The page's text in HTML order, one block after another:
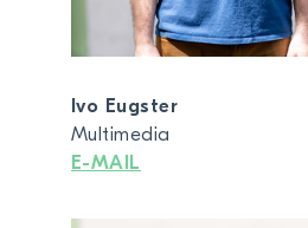
Ivo Eugster
Multimedia
E-MAIL